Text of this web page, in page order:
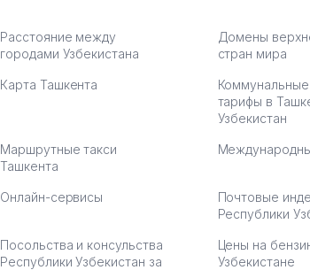
Расстояние между
городами Узбекистана
Домены
стран мира
Карта Ташкента
тарифы в
Узбекистан
Маршрутные такси
Ташкента
Онлайн-сервисы
Почтовые
Республики
Посольства и консульства
Республики Узбекистан за
Цены на
Узбекистане